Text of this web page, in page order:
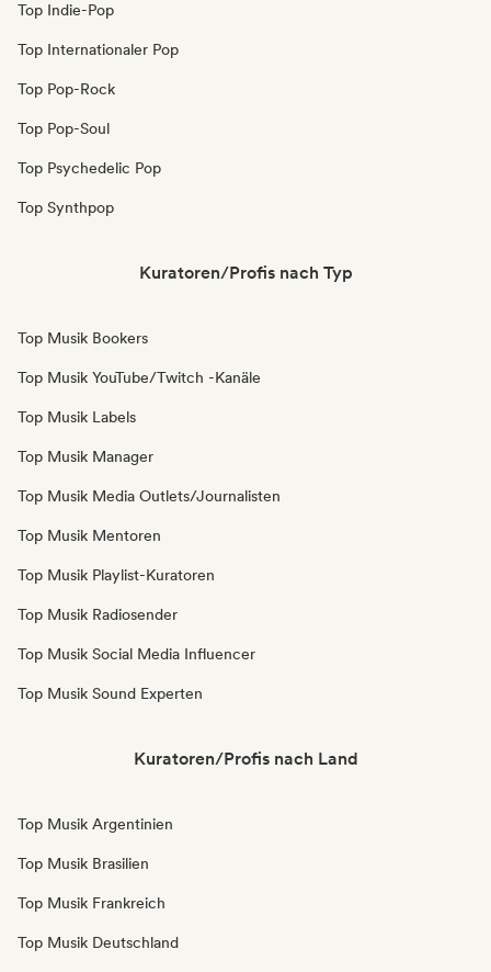
Top Indie-Pop
Top Internationaler Pop
Top Pop-Rock
Top Pop-Soul
Top Psychedelic Pop
Top Synthpop
Kuratoren/Profis nach Typ
Top Musik Bookers
Top Musik YouTube/Twitch -Kanäle
Top Musik Labels
Top Musik Manager
Top Musik Media Outlets/Journalisten
Top Musik Mentoren
Top Musik Playlist-Kuratoren
Top Musik Radiosender
Top Musik Social Media Influencer
Top Musik Sound Experten
Kuratoren/Profis nach Land
Top Musik Argentinien
Top Musik Brasilien
Top Musik Frankreich
Top Musik Deutschland